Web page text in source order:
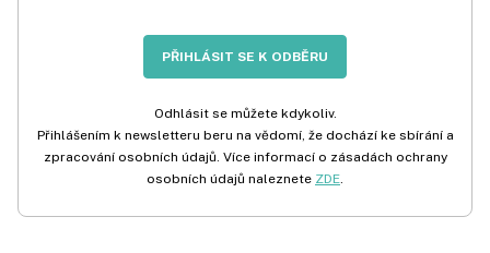
PŘIHLÁSIT SE K ODBĚRU
Odhlásit se můžete kdykoliv.
Přihlášením k newsletteru beru na vědomí, že dochází ke sbírání a
zpracování osobních údajů. Více informací o zásadách ochrany
osobních údajů naleznete ZDE.